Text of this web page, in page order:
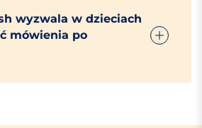
wyzwala w dzieciach
mówienia po